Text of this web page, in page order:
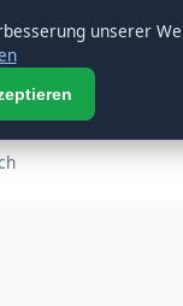
09547 872733
unserer